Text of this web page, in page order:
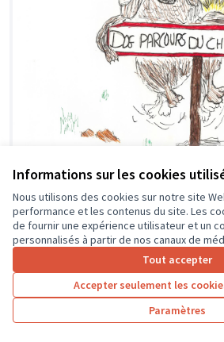
Informations sur les cookies
Nous utilisons des cookies sur notre site
performance et les contenus du site. Les
de fournir une expérience utilisateur et un
personnalisés à partir de nos canaux de
Tout accepter
Accepter seulement les
Paramètres
Dogs Park : Un parc ludique
les chiens
CMJ de Rochecorbon
0 1